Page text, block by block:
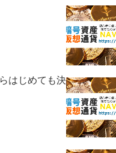
はじめても決